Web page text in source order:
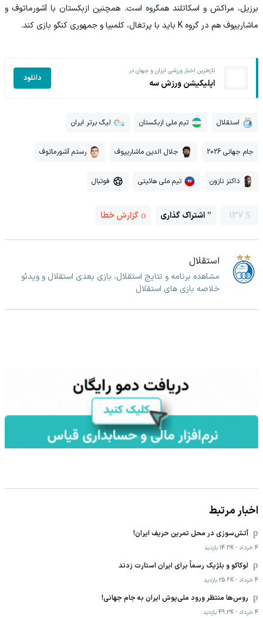
برزیل، مراکش و اسکاتلند همگروه است. همچنین ازبکستان با آشورماتوف و
ماشاریپوف هم در گروه K باید با پرتغال، کلمبیا و جمهوری کنگو بازی کند.
تازه‌ترین اخبار ورزشی ایران و جهان در
اپلیکیشن ورزش سه دانلود
استقلال تیم ملی ازبکستان لیگ برتر ایران
جام جهانی 2026 جلال الدین ماشاریپوف رستم آشورماتوف
داکنز نازون تیم ملی هائیتی فوتبال
137 اشتراک گذاری گزارش خطا
استقلال
مشاهده برنامه و نتایج استقلال، بازی بعدی استقلال و ویدئو
خلاصه بازی های استقلال
اخبار مرتبط
آتش‌سوزی در محل تمرین حریف ایران!
4 خرداد -
14.3K بازدید
لوکاکو و بلژیک رسماً برای ایران استارت زدند
4 خرداد -
25.6K بازدید
روس‌ها منتظر ورود ملی‌پوش ایران به جام جهانی!
4 خرداد -
49.3K بازدید